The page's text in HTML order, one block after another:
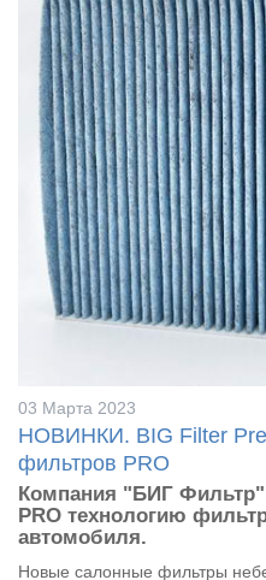
03 Марта 2023
НОВИНКИ. BIG Filter
фильтров PRO
Компания "БИГ
PRO технологию
автомобиля.
Новые салонные фильтры